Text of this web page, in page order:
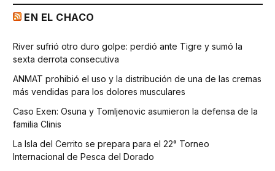
EN EL CHACO
River sufrió otro duro golpe: perdió ante Tigre y sumó la
sexta derrota consecutiva
ANMAT prohibió el uso y la distribución de una de las cremas
más vendidas para los dolores musculares
Caso Exen: Osuna y Tomljenovic asumieron la defensa de la
familia Clinis
La Isla del Cerrito se prepara para el 22° Torneo
Internacional de Pesca del Dorado